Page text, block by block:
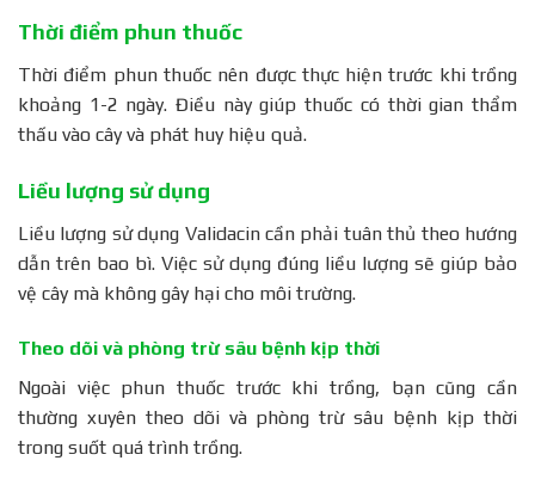
Thời điểm phun thuốc
Thời điểm phun thuốc nên được thực hiện trước khi trồng
khoảng 1-2 ngày. Điều này giúp thuốc có thời gian thẩm
thấu vào cây và phát huy hiệu quả.
Liều lượng sử dụng
Liều lượng sử dụng Validacin cần phải tuân thủ theo hướng
dẫn trên bao bì. Việc sử dụng đúng liều lượng sẽ giúp bảo
vệ cây mà không gây hại cho môi trường.
Theo dõi và phòng trừ sâu bệnh kịp thời
Ngoài việc phun thuốc trước khi trồng, bạn cũng cần
thường xuyên theo dõi và phòng trừ sâu bệnh kịp thời
trong suốt quá trình trồng.